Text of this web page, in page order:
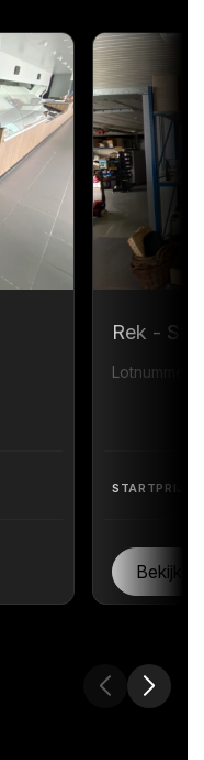
Rek -
Lotnummer
STARTPRIJS
Bekijk